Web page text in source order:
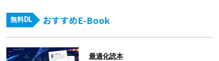
無料DL おすすめE-Book
最適化読本